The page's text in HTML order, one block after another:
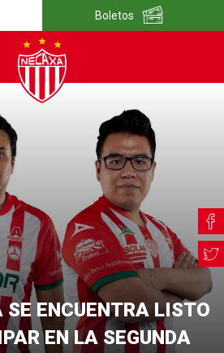
Boletos
SE ENCUENTRA LISTO
EN LA SEGUNDA